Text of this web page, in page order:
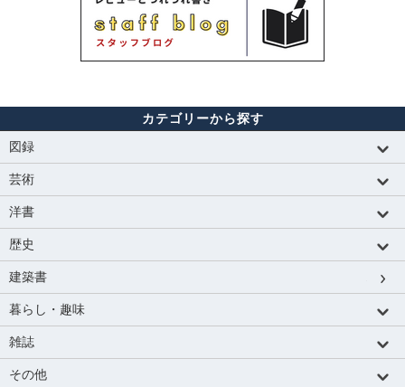
カテゴリーから探す
図録
芸術
洋書
歴史
建築書
暮らし・趣味
雑誌
その他